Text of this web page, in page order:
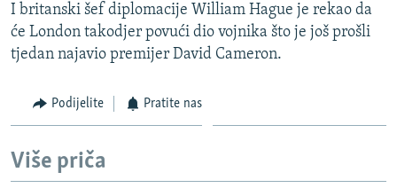
MOJA EVROPA
TRI DECENIJE OD RATA U BIH
NASTANAK I RASPAD JUGOSLAVIJE
I britanski šef diplomacije William Hague je rekao da
će London takodjer povući dio vojnika što je još prošli
tjedan najavio premijer David Cameron.
Podijelite Pratite nas
Više priča